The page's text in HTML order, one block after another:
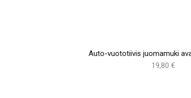
Auto-vuototiivis juomamuki
19,80 €